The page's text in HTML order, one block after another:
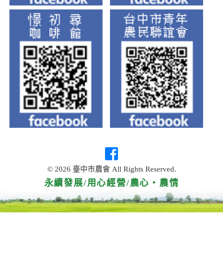
© 2026 臺中市農會 All Rights Reserved.
永續發展/用心經營/農心‧農情